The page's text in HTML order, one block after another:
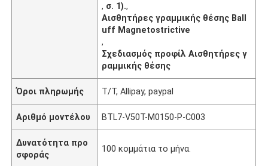
, σ. 1).,
Αισθητήρες γραμμικής θέσης Ball
uff Magnetostrictive
,
Σχεδιασμός προφίλ Αισθητήρες γ
ραμμικής θέσης
Όροι πληρωμής T/T, Allipay, paypal
Αριθμό μοντέλου BTL7-V50T-M0150-P-C003
Δυνατότητα προ
σφοράς
100 κομμάτια το μήνα.